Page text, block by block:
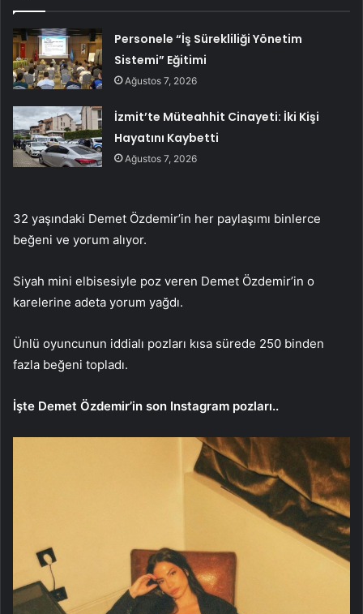
Personele “İş Sürekliliği Yönetim
Sistemi” Eğitimi
Ağustos 7, 2026
İzmit’te Müteahhit Cinayeti: İki Kişi
Hayatını Kaybetti
Ağustos 7, 2026
32 yaşındaki Demet Özdemir’in her paylaşımı binlerce
beğeni ve yorum alıyor.
Siyah mini elbisesiyle poz veren Demet Özdemir’in o
karelerine adeta yorum yağdı.
Ünlü oyuncunun iddialı pozları kısa sürede 250 binden
fazla beğeni topladı.
İşte Demet Özdemir’in son Instagram pozları..